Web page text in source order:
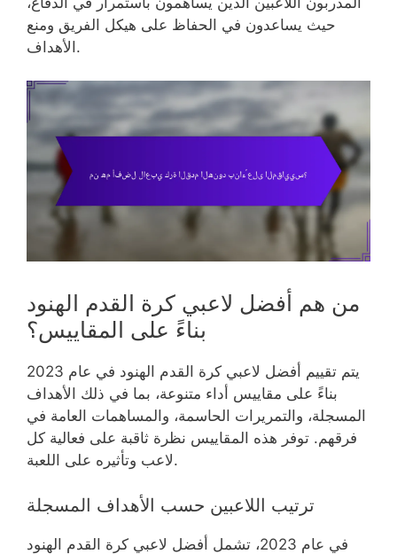
حيث يساعدون في الحفاظ على هيكل الفريق ومنع
الأهداف.
من هم أفضل لاعبي كرة القدم الهنود
بناءً على المقاييس؟
يتم تقييم أفضل لاعبي كرة القدم الهنود في عام 2023
بناءً على مقاييس أداء متنوعة، بما في ذلك الأهداف
المسجلة، والتمريرات الحاسمة، والمساهمات العامة في
فرقهم. توفر هذه المقاييس نظرة ثاقبة على فعالية كل
لاعب وتأثيره على اللعبة.
ترتيب اللاعبين حسب الأهداف المسجلة
في عام 2023، تشمل أفضل لاعبي كرة القدم الهنود